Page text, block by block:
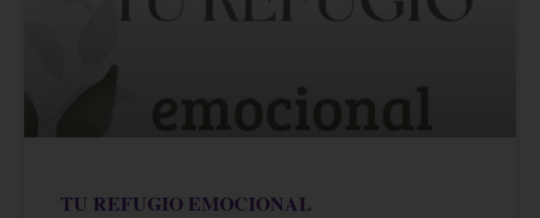
TU REFUGIO EMOCIONAL